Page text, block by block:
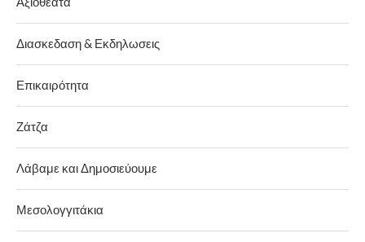
Διασκεδαση & Εκδηλωσεις
Επικαιρότητα
Ζάτζα
Λάβαμε και Δημοσιεύουμε
Μεσολογγιτάκια